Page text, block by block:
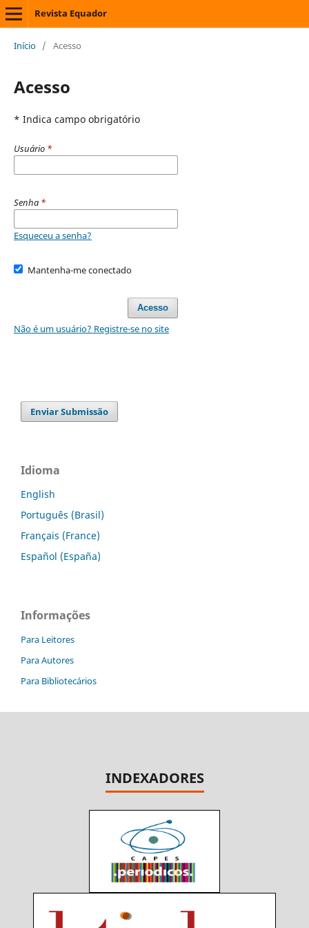
Revista Equador
Início / Acesso
Acesso
* Indica campo obrigatório
Usuário *
Senha *
Esqueceu a senha?
Mantenha-me conectado
Acesso
Não é um usuário? Registre-se no site
Enviar Submissão
Idioma
English
Português (Brasil)
Français (France)
Español (España)
Informações
Para Leitores
Para Autores
Para Bibliotecários
INDEXADORES